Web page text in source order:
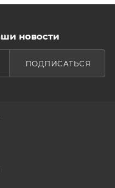
новости
ПОДПИСАТЬСЯ